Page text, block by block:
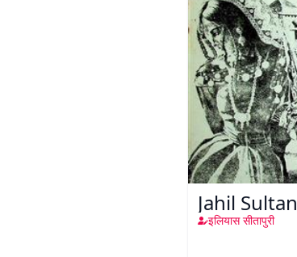
Jahil Sultan
इलियास सीतापुरी